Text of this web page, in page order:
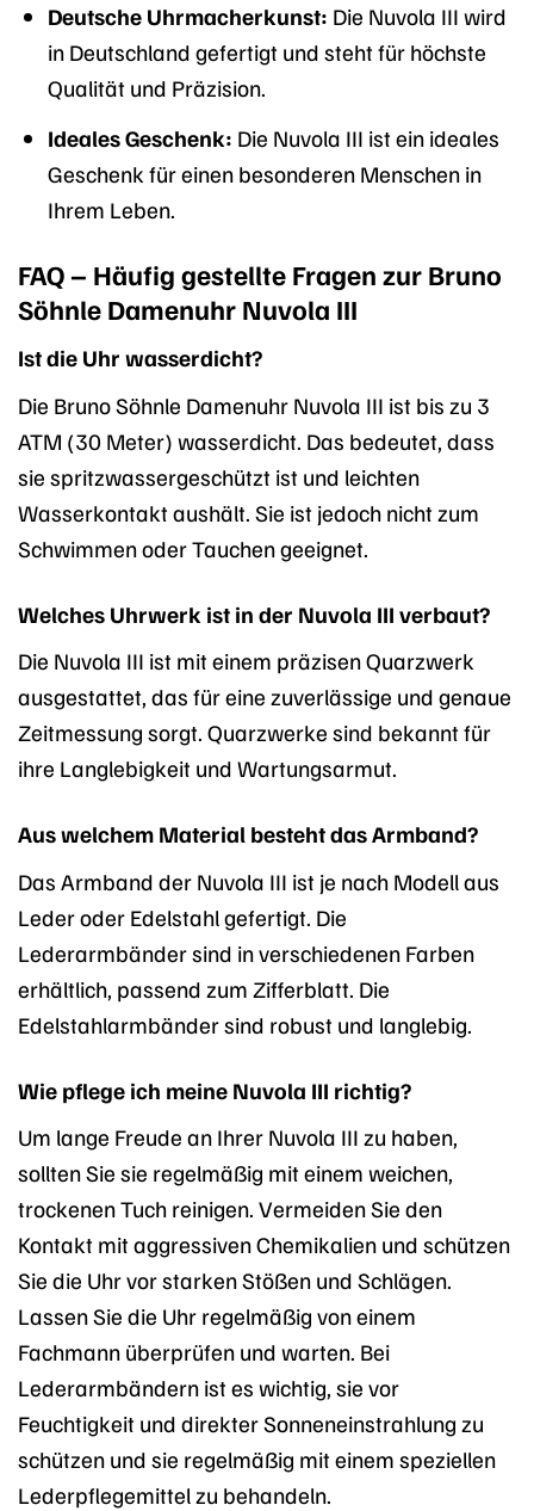
Deutsche Uhrmacherkunst: Die Nuvola III wird
in Deutschland gefertigt und steht für höchste
Qualität und Präzision.
Ideales Geschenk: Die Nuvola III ist ein ideales
Geschenk für einen besonderen Menschen in
Ihrem Leben.
FAQ – Häufig gestellte Fragen zur Bruno
Söhnle Damenuhr Nuvola III
Ist die Uhr wasserdicht?
Die Bruno Söhnle Damenuhr Nuvola III ist bis zu 3
ATM (30 Meter) wasserdicht. Das bedeutet, dass
sie spritzwassergeschützt ist und leichten
Wasserkontakt aushält. Sie ist jedoch nicht zum
Schwimmen oder Tauchen geeignet.
Welches Uhrwerk ist in der Nuvola III verbaut?
Die Nuvola III ist mit einem präzisen Quarzwerk
ausgestattet, das für eine zuverlässige und genaue
Zeitmessung sorgt. Quarzwerke sind bekannt für
ihre Langlebigkeit und Wartungsarmut.
Aus welchem Material besteht das Armband?
Das Armband der Nuvola III ist je nach Modell aus
Leder oder Edelstahl gefertigt. Die
Lederarmbänder sind in verschiedenen Farben
erhältlich, passend zum Zifferblatt. Die
Edelstahlarmbänder sind robust und langlebig.
Wie pflege ich meine Nuvola III richtig?
Um lange Freude an Ihrer Nuvola III zu haben,
sollten Sie sie regelmäßig mit einem weichen,
trockenen Tuch reinigen. Vermeiden Sie den
Kontakt mit aggressiven Chemikalien und schützen
Sie die Uhr vor starken Stößen und Schlägen.
Lassen Sie die Uhr regelmäßig von einem
Fachmann überprüfen und warten. Bei
Lederarmbändern ist es wichtig, sie vor
Feuchtigkeit und direkter Sonneneinstrahlung zu
schützen und sie regelmäßig mit einem speziellen
Lederpflegemittel zu behandeln.